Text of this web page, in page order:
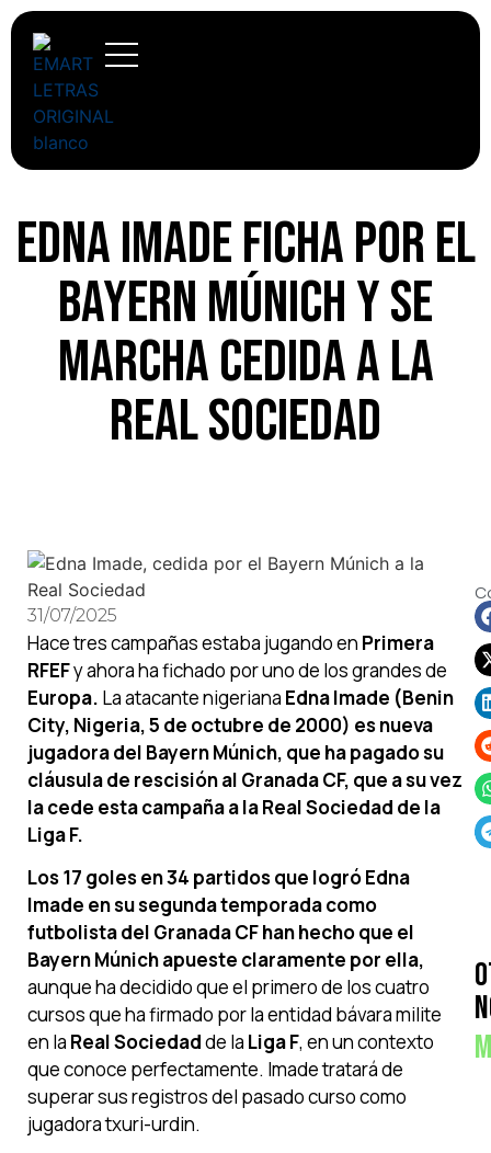
Edna Imade ficha por el
Bayern Múnich y se
marcha cedida a la
Real Sociedad
31/07/2025
Hace tres campañas estaba jugando en Primera
RFEFy ahora ha fichado por uno de los grandes de
Europa. La atacante nigeriana Edna Imade (Benin
City, Nigeria, 5 de octubre de 2000) es nueva
jugadora del Bayern Múnich, que ha pagado su
cláusula de rescisión al Granada CF, que a su vez
la cede esta campaña a la Real Sociedad de la
Liga F.
Los 17 goles en 34 partidos que logró Edna
Imade en su segunda temporada como
futbolista del Granada CF han hecho que el
Bayern Múnich apueste claramente por ella,
aunque ha decidido que el primero de los cuatro
cursos que ha firmado por la entidad bávara milite
en la Real Sociedadde la Liga F, en un contexto
que conoce perfectamente. Imade tratará de
superar sus registros del pasado curso como
jugadora txuri-urdin.